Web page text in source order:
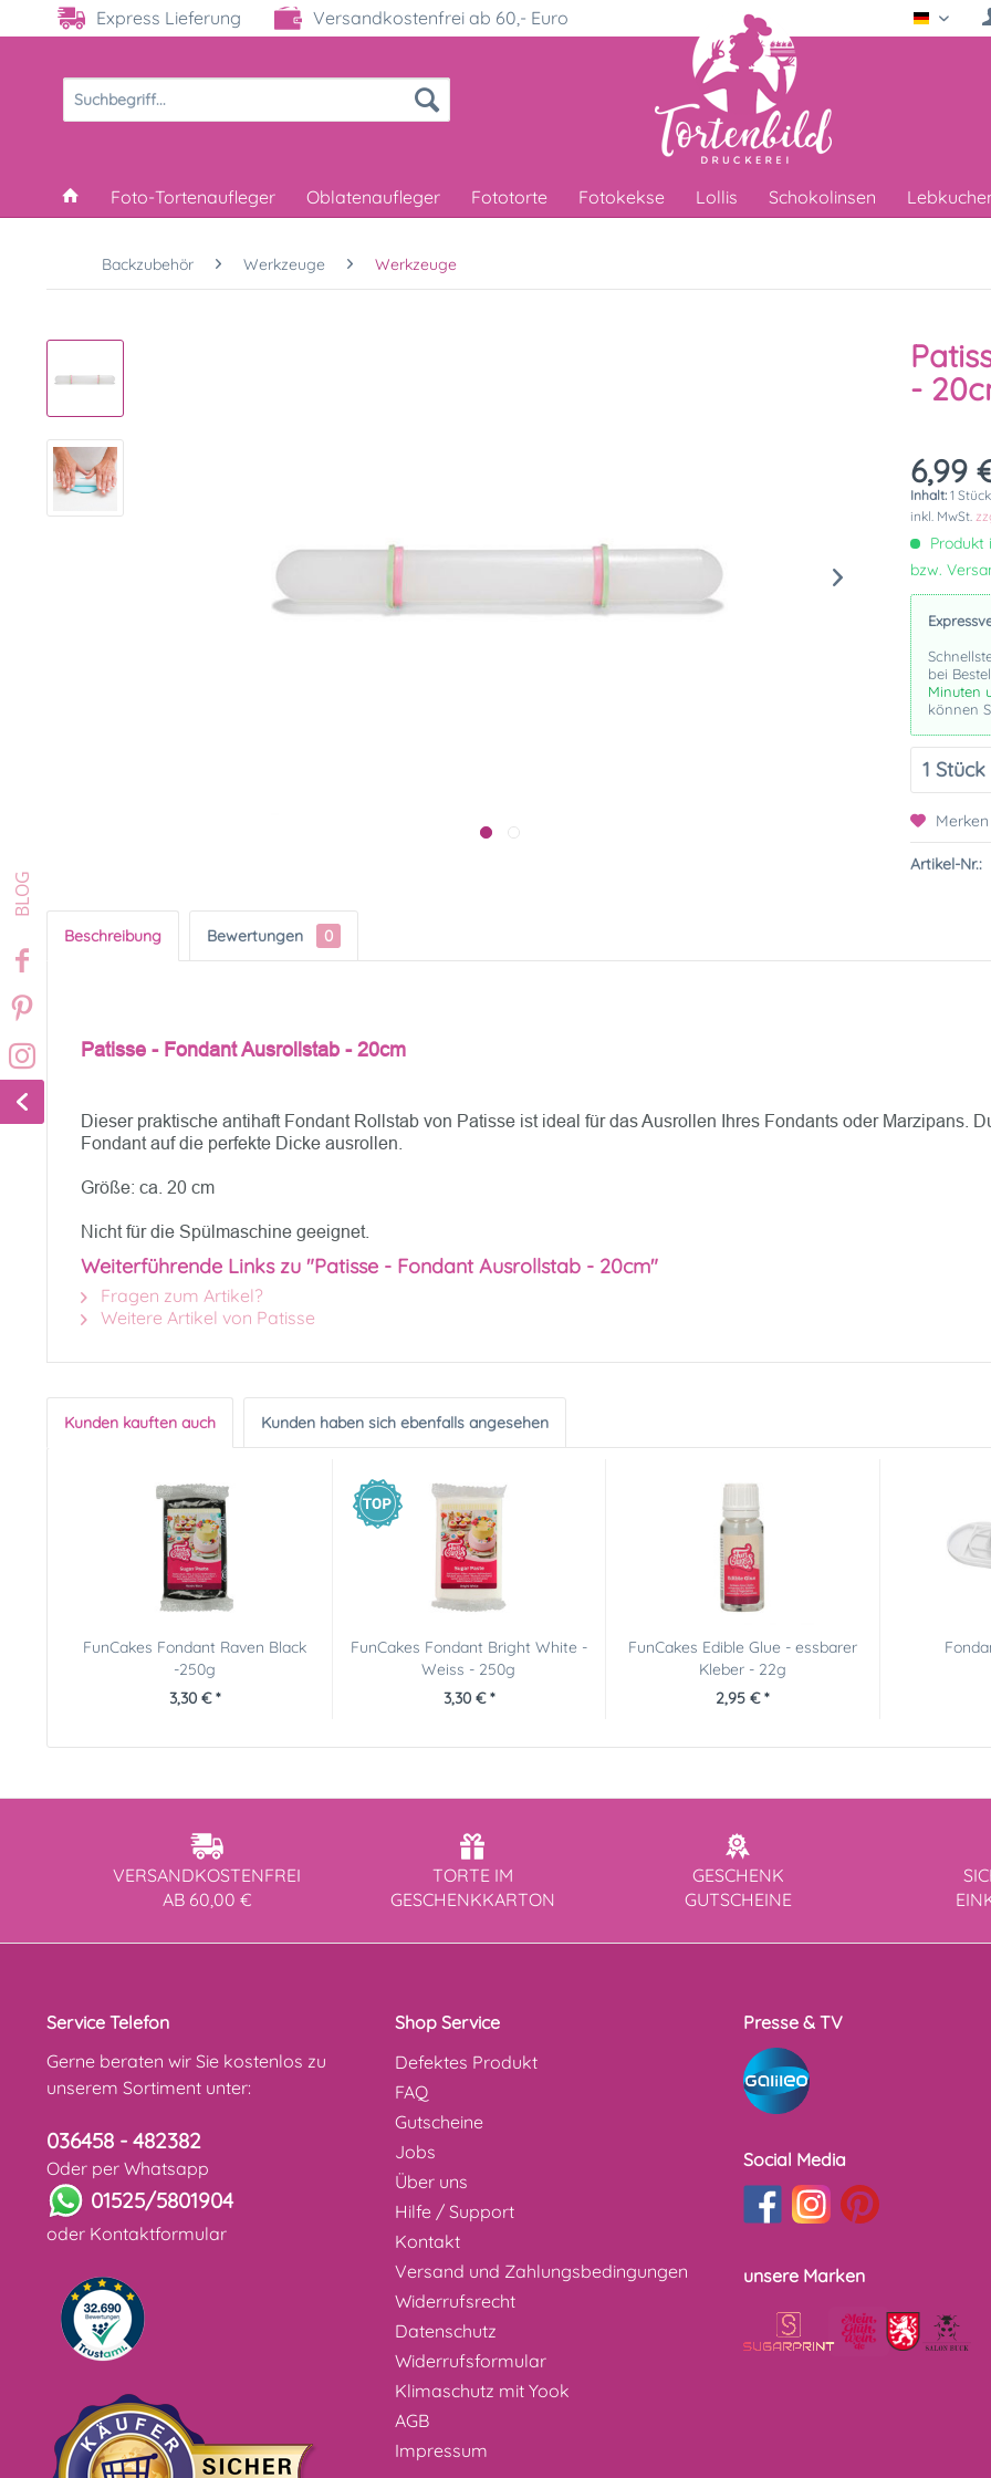
Express Lieferung Versandkostenfrei ab 60,- Euro
Foto-Tortenaufleger Oblatenaufleger Fototorte Fotokekse Lollis Schokolinsen
Backzubehör Werkzeuge Werkzeuge
-
6,99
Inhalt:1 Stück
inkl. MwSt.
Produkt
bzw.
bei
Minuten
können
Merken
Artikel-Nr.:
Beschreibung Bewertungen 0
Patisse - Fondant Ausrollstab - 20cm
Dieser praktische antihaft Fondant Rollstab von Patisse ist ideal für das Ausrollen Ihres Fondants oder Marzipans.
Fondant auf die perfekte Dicke ausrollen.
Größe: ca. 20 cm
Nicht für die Spülmaschine geeignet.
Weiterführende Links zu "Patisse - Fondant Ausrollstab - 20cm"
Fragen zum Artikel?
Weitere Artikel von Patisse
Kunden kauften auch Kunden haben sich ebenfalls angesehen
FunCakes Fondant Raven Black
-250g
3,30 € *
FunCakes Fondant Bright White -
Weiss - 250g
3,30 € *
FunCakes Edible Glue - essbarer
Kleber - 22g
2,95 € *
VERSANDKOSTENFREI
AB 60,00 €
TORTE IM
GESCHENKKARTON
GESCHENK
GUTSCHEINE
Service Telefon
Gerne beraten wir Sie kostenlos zu
unserem Sortiment unter:
036458 - 482382
Oder per Whatsapp
01525/5801904
oder Kontaktformular
Shop Service
Defektes Produkt
FAQ
Gutscheine
Jobs
Über uns
Hilfe / Support
Kontakt
Versand und Zahlungsbedingungen
Widerrufsrecht
Datenschutz
Widerrufsformular
Klimaschutz mit Yook
AGB
Impressum
Presse & TV
Social Media
unsere Marken